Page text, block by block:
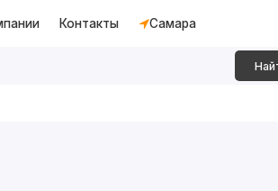
Контакты Самара